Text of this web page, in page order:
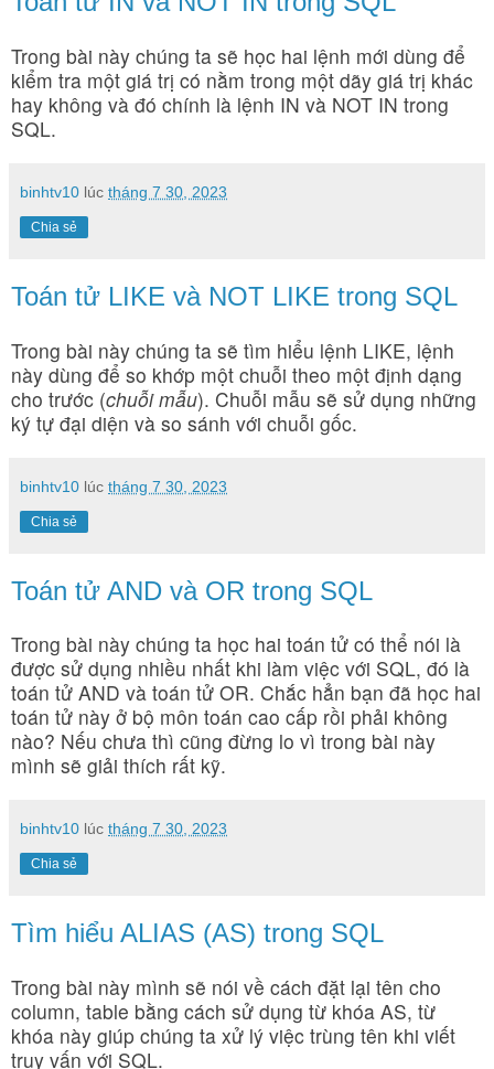
Trong bài này chúng ta sẽ học hai lệnh mới dùng để
kiểm tra một giá trị có nằm trong một dãy giá trị khác
hay không và đó chính là lệnh IN và NOT IN trong
SQL.
binhtv10 lúc tháng 7 30, 2023
Chia sẻ
Toán tử LIKE và NOT LIKE trong SQL
Trong bài này chúng ta sẽ tìm hiểu lệnh LIKE, lệnh
này dùng để so khớp một chuỗi theo một định dạng
cho trước (chuỗi mẫu). Chuỗi mẫu sẽ sử dụng những
ký tự đại diện và so sánh với chuỗi gốc.
binhtv10 lúc tháng 7 30, 2023
Chia sẻ
Toán tử AND và OR trong SQL
Trong bài này chúng ta học hai toán tử có thể nói là
được sử dụng nhiều nhất khi làm việc với SQL, đó là
toán tử AND và toán tử OR. Chắc hẳn bạn đã học hai
toán tử này ở bộ môn toán cao cấp rồi phải không
nào? Nếu chưa thì cũng đừng lo vì trong bài này
mình sẽ giải thích rất kỹ.
binhtv10 lúc tháng 7 30, 2023
Chia sẻ
Tìm hiểu ALIAS (AS) trong SQL
Trong bài này mình sẽ nói về cách đặt lại tên cho
column, table bằng cách sử dụng từ khóa AS, từ
khóa này giúp chúng ta xử lý việc trùng tên khi viết
truy vấn với SQL.